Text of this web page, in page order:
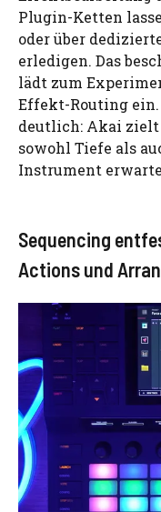
Plugin-Ketten
oder über
erledigen. Das
lädt zum
Effekt-Routing
deutlich: Akai zielt
sowohl Tiefe als
Instrument
Sequencing
Actions und